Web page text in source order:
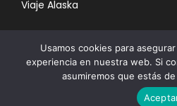
Día 6 ANCHORAGE -
Viaje Alaska
COPYRIGHT 2021 DO IT
Usamos cookies para
experiencia en nuestra web. Si
asumiremos que estás